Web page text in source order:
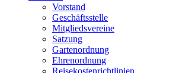
Vorstand
Geschäftsstelle
Mitgliedsvereine
Satzung
Gartenordnung
Ehrenordnung
Reisekostenrichtlinien